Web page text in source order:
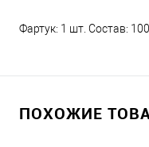
Фартук: 1 шт. Состав:
ПОХОЖИЕ